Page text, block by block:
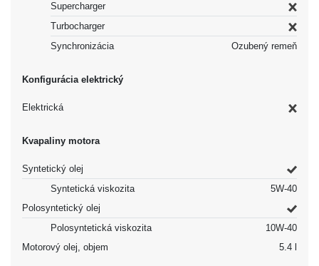
Supercharger
Turbocharger
Synchronizácia
Ozubený remeň
Konfigurácia elektrický
Elektrická
Kvapaliny motora
Syntetický olej
Syntetická viskozita
5W-40
Polosyntetický olej
Polosyntetická viskozita
10W-40
Motorový olej, objem
5.4 l